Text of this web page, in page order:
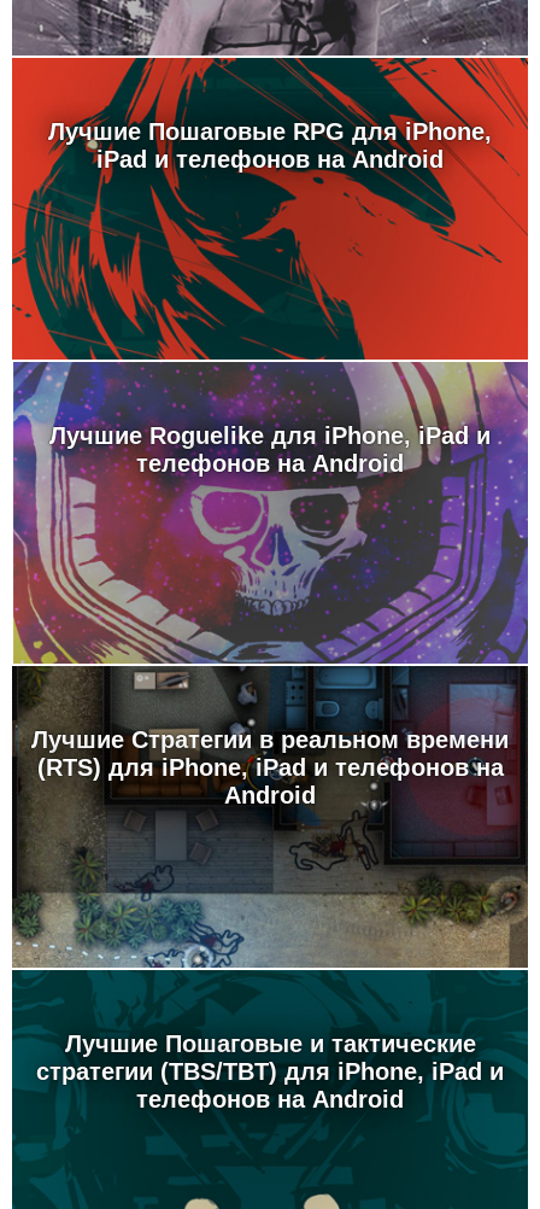
Лучшие Пошаговые RPG для iPhone,
iPad и телефонов на Android
Лучшие Roguelike для iPhone, iPad и
телефонов на Android
Лучшие Стратегии в реальном времени
(RTS) для iPhone, iPad и телефонов на
Android
Лучшие Пошаговые и тактические
стратегии (TBS/TBT) для iPhone, iPad и
телефонов на Android